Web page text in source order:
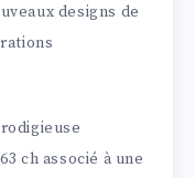
designs de
ch associé à une